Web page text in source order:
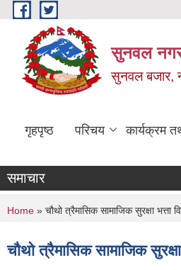
Skip to main content
सुनवल
सुनवल बजार,
गृहपृष्ठ परिचय कार्यक्रम
समाचार
You are here
Home » चौथो त्रैमासिक सामाजिक सुरक्षा
चौथो त्रैमासिक सामाजिक